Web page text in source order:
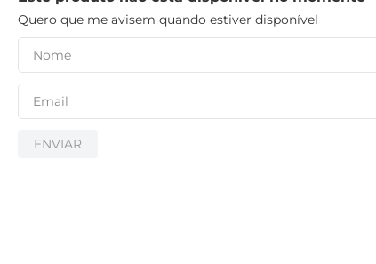
Quero que me avisem quando estiver disponível
ENVIAR